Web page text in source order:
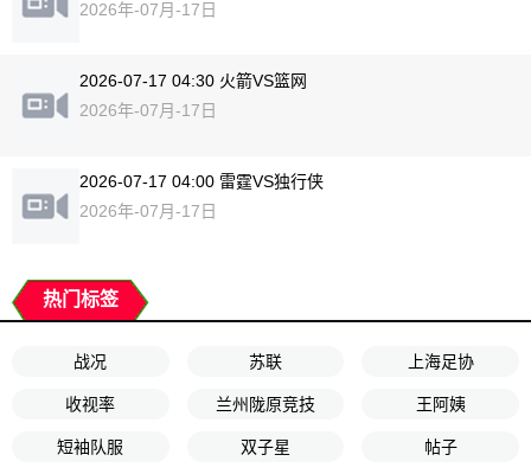
2026年-07月-17日
2026-07-17 04:30 火箭VS篮网
2026年-07月-17日
2026-07-17 04:00 雷霆VS独行侠
2026年-07月-17日
热门标签
战况 苏联 上海足协
收视率 兰州陇原竞技 王阿姨
短袖队服 双子星 帖子